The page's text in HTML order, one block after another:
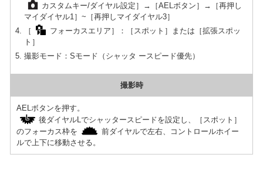
カスタムキー/ダイヤル設定］→［AELボタン］→［再押し
マイダイヤル1］~［再押しマイダイヤル3］
［
フォーカスエリア］：［スポット］または［拡張スポッ
ト］
撮影モード：Sモード（シャッタ ースピード優先）
撮影時
AELボタンを押す。
後ダイヤルLでシャッタースピードを設定し、［スポット］
のフォーカス枠を
前ダイヤルで左右、コントロールホイー
ルで上下に移動させる。